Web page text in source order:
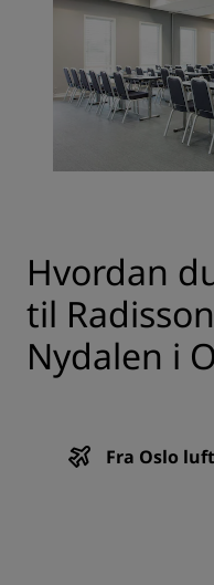
Hvordan
til
Nydalen i
Fra Oslo